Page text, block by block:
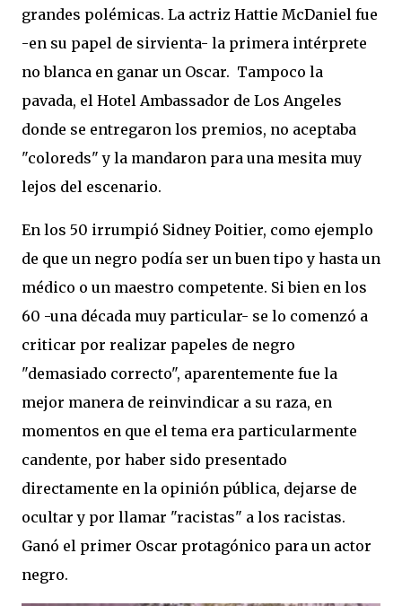
grandes polémicas. La actriz Hattie McDaniel fue
-en su papel de sirvienta- la primera intérprete
no blanca en ganar un Oscar. Tampoco la
pavada, el Hotel Ambassador de Los Angeles
donde se entregaron los premios, no aceptaba
"coloreds" y la mandaron para una mesita muy
lejos del escenario.
En los 50 irrumpió Sidney Poitier, como ejemplo
de que un negro podía ser un buen tipo y hasta un
médico o un maestro competente. Si bien en los
60 -una década muy particular- se lo comenzó a
criticar por realizar papeles de negro
"demasiado correcto", aparentemente fue la
mejor manera de reinvindicar a su raza, en
momentos en que el tema era particularmente
candente, por haber sido presentado
directamente en la opinión pública, dejarse de
ocultar y por llamar "racistas" a los racistas.
Ganó el primer Oscar protagónico para un actor
negro.